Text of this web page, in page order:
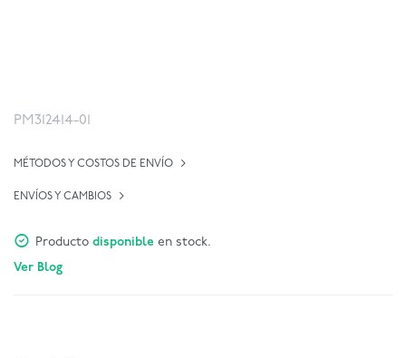
PM312414-01
MÉTODOS Y COSTOS DE ENVÍO
ENVÍOS Y CAMBIOS
Producto disponible en stock.
Ver Blog